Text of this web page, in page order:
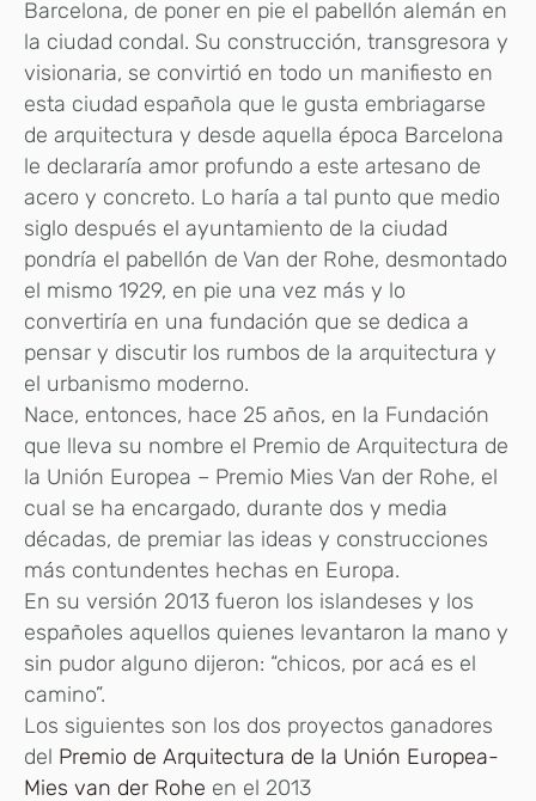
Barcelona, de poner en pie el pabellón alemán en
la ciudad condal. Su construcción, transgresora y
visionaria, se convirtió en todo un manifiesto en
esta ciudad española que le gusta embriagarse
de arquitectura y desde aquella época Barcelona
le declararía amor profundo a este artesano de
acero y concreto. Lo haría a tal punto que medio
siglo después el ayuntamiento de la ciudad
pondría el pabellón de Van der Rohe, desmontado
el mismo 1929, en pie una vez más y lo
convertiría en una fundación que se dedica a
pensar y discutir los rumbos de la arquitectura y
el urbanismo moderno.
Nace, entonces, hace 25 años, en la Fundación
que lleva su nombre el Premio de Arquitectura de
la Unión Europea – Premio Mies Van der Rohe, el
cual se ha encargado, durante dos y media
décadas, de premiar las ideas y construcciones
más contundentes hechas en Europa.
En su versión 2013 fueron los islandeses y los
españoles aquellos quienes levantaron la mano y
sin pudor alguno dijeron: “chicos, por acá es el
camino”.
Los siguientes son los dos proyectos ganadores
del Premio de Arquitectura de la Unión Europea-
Mies van der Rohe en el 2013